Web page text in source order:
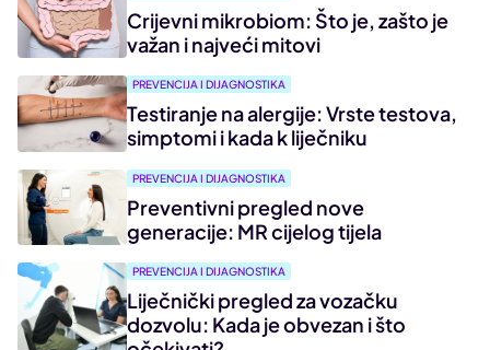
Crijevni mikrobiom: Što je, zašto je
važan i najveći mitovi
PREVENCIJA I DIJAGNOSTIKA
Testiranje na alergije: Vrste testova,
simptomi i kada k liječniku
PREVENCIJA I DIJAGNOSTIKA
Preventivni pregled nove
generacije: MR cijelog tijela
PREVENCIJA I DIJAGNOSTIKA
Liječnički pregled za vozačku
dozvolu: Kada je obvezan i što